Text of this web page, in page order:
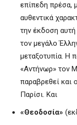
επίπεδη πρέσα,
αυθεντικά
την έκδοση
τον μεγάλο
μεταξοτυπία. Η
«Αντήνωρ» τον
παραβρεθεί και
Παρίσι. Και
«Θεοδοσία»